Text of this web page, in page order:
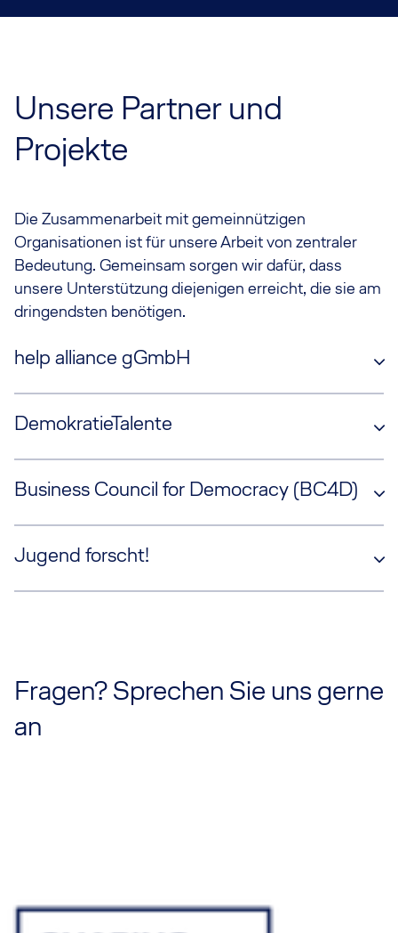
Unsere Partner und
Projekte
Die Zusammenarbeit mit gemeinnützigen
Organisationen ist für unsere Arbeit von zentraler
Bedeutung. Gemeinsam sorgen wir dafür, dass
unsere Unterstützung diejenigen erreicht, die sie am
dringendsten benötigen.
help alliance gGmbH
DemokratieTalente
Business Council for Democracy (BC4D)
Jugend forscht!
Fragen? Sprechen Sie uns gerne
an